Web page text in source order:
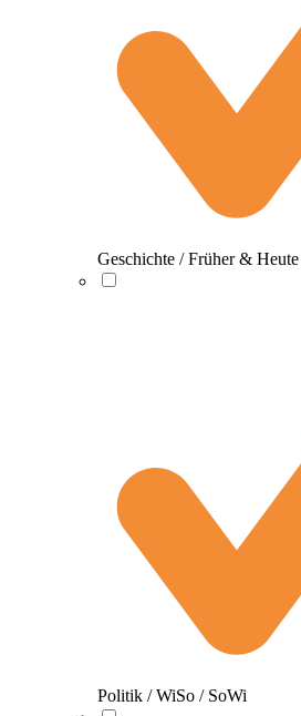
Geschichte / Früher & Heute
Politik / WiSo / SoWi